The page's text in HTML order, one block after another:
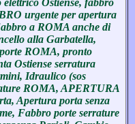
Ostiense, fabbro
urgente per apertura
a ROMA anche di
alla Garbatella,
ROMA, pronto
Ostiense serratura
Idraulico (sos
ROMA, APERTURA
Apertura porta senza
Fabbro porte serrature